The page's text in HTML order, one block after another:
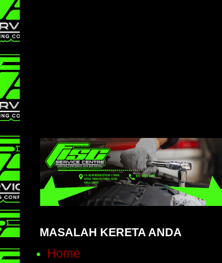
MASALAH KERETA ANDA
Home